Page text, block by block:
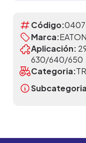
Código:
Marca:EATON
Aplicación:
630/640/650
Categoria: